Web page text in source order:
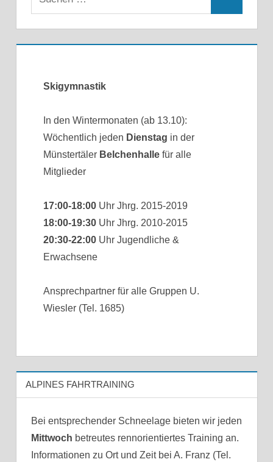
Skigymnastik
In den Wintermonaten (ab 13.10):
Wöchentlich jeden Dienstag in der
Münstertäler Belchenhallefür alle
Mitglieder
17:00-18:00Uhr Jhrg. 2015-2019
18:00-19:30Uhr Jhrg. 2010-2015
20:30-22:00Uhr Jugendliche &
Erwachsene
Ansprechpartner für alle Gruppen U.
Wiesler (Tel. 1685)
ALPINES FAHRTRAINING
Bei entsprechender Schneelage bieten wir jeden
Mittwoch betreutes rennorientiertes Training an.
Informationen zu Ort und Zeit bei A. Franz (Tel.